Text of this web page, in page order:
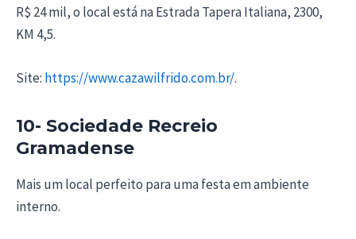
R$ 24 mil, o local está na Estrada Tapera Italiana, 2300,
KM 4,5.
Site: https://www.cazawilfrido.com.br/.
10- Sociedade Recreio
Gramadense
Mais um local perfeito para uma festa em ambiente
interno.